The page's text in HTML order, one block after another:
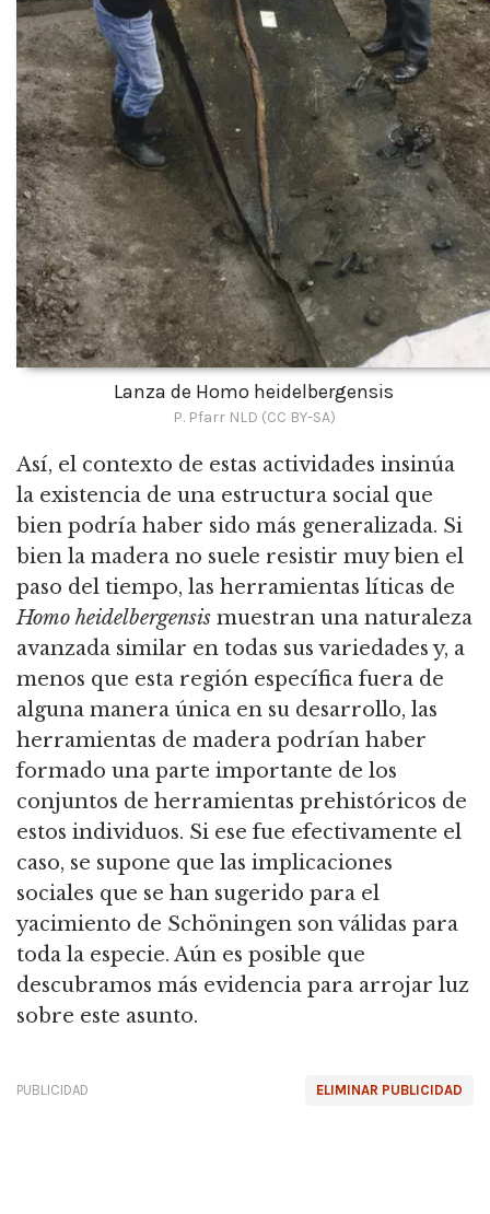
Lanza de Homo heidelbergensis
P. Pfarr NLD (CC BY-SA)
Así, el contexto de estas actividades insinúa
la existencia de una estructura social que
bien podría haber sido más generalizada. Si
bien la madera no suele resistir muy bien el
paso del tiempo, las herramientas líticas de
Homo heidelbergensis muestran una naturaleza
avanzada similar en todas sus variedades y, a
menos que esta región específica fuera de
alguna manera única en su desarrollo, las
herramientas de madera podrían haber
formado una parte importante de los
conjuntos de herramientas prehistóricos de
estos individuos. Si ese fue efectivamente el
caso, se supone que las implicaciones
sociales que se han sugerido para el
yacimiento de Schöningen son válidas para
toda la especie. Aún es posible que
descubramos más evidencia para arrojar luz
sobre este asunto.
ELIMINAR PUBLICIDAD
PUBLICIDAD